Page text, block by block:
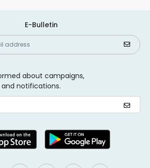
E-Bulletin
about campaigns,
notifications.